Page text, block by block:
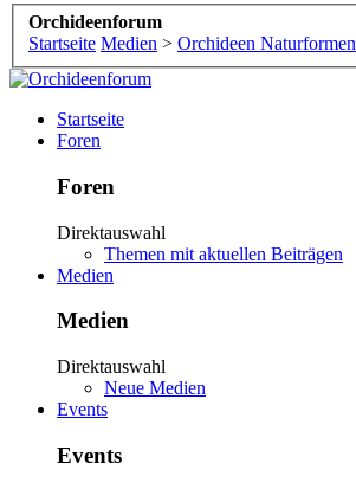
Orchideenforum
Startseite Medien > Orchideen Naturformen
Startseite
Foren
Foren
Direktauswahl
Themen mit aktuellen Beiträgen
Medien
Medien
Direktauswahl
Neue Medien
Events
Events